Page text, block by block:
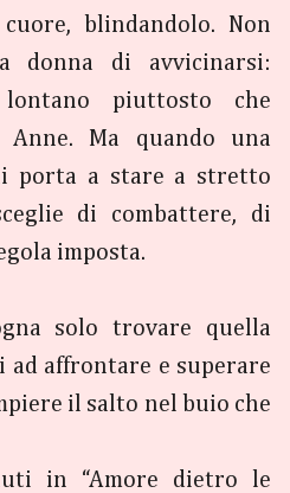
blindandolo. Non
donna di avvicinarsi:
piuttosto che
Ma quando una
porta a stare a stretto
di combattere, di
imposta.
solo trovare quella
ad affrontare e superare
il salto nel buio che
in “Amore dietro le